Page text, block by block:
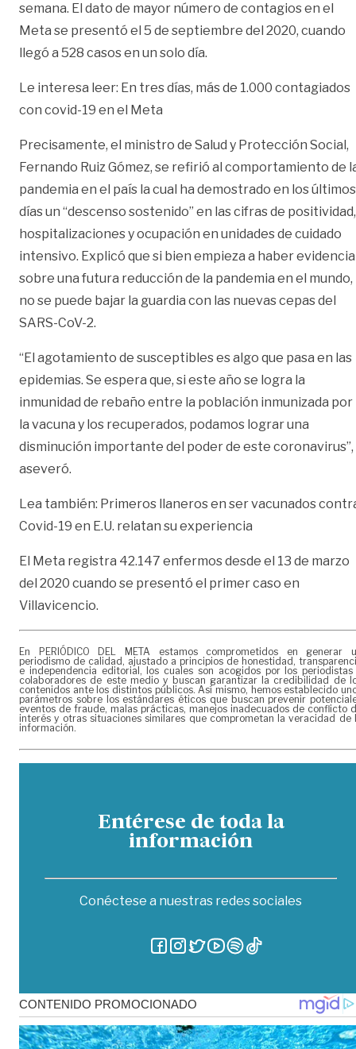
semana. El dato de mayor número de contagios en el
Meta se presentó el 5 de septiembre del 2020, cuando
llegó a 528 casos en un solo día.
Le interesa leer: En tres días, más de 1.000 contagiados
con covid-19 en el Meta
Precisamente, el ministro de Salud y Protección Social,
Fernando Ruiz Gómez, se refirió al comportamiento de
pandemia en el país la cual ha demostrado en los últimos
días un “descenso sostenido” en las cifras de positividad,
hospitalizaciones y ocupación en unidades de cuidado
intensivo. Explicó que si bien empieza a haber evidencia
sobre una futura reducción de la pandemia en el mundo,
no se puede bajar la guardia con las nuevas cepas del
SARS-CoV-2.
“El agotamiento de susceptibles es algo que pasa en las
epidemias. Se espera que, si este año se logra la
inmunidad de rebaño entre la población inmunizada por
la vacuna y los recuperados, podamos lograr una
disminución importante del poder de este coronavirus”,
aseveró.
Lea también: Primeros llaneros en ser vacunados
Covid-19 en E.U. relatan su experiencia
El Meta registra 42.147 enfermos desde el 13 de marzo
del 2020 cuando se presentó el primer caso en
Villavicencio.
En PERIÓDICO DEL META estamos comprometidos en generar
periodismo de calidad, ajustado a principios de honestidad,
e independencia editorial, los cuales son acogidos por los periodistas
colaboradores de este medio y buscan garantizar la credibilidad de
contenidos ante los distintos públicos. Así mismo, hemos establecido
parámetros sobre los estándares éticos que buscan prevenir
eventos de fraude, malas prácticas, manejos inadecuados de conflicto
interés y otras situaciones similares que comprometan la veracidad de
información.
Entérese de toda la
información
Conéctese a nuestras redes sociales